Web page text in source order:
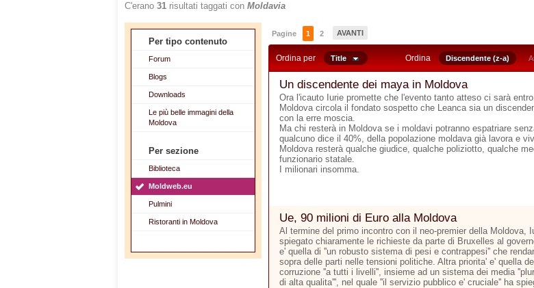
C'erano 31 risultati taggati con Moldavia
Per tipo contenuto
Forum
Blogs
Downloads
Le più belle immagini della
Moldova
Per sezione
Biblioteca
Moldweb.eu
Pulmini
Ristoranti in Moldova
Pagine 1 2 AVANTI
Ordina per Title Ordina Discendente (z-a)
Un discendente dei maya in Moldova
Ora l'icauto Iurie promette che l'evento tanto atteso ci sarà
Moldova circola il fondato sospetto che Leanca sia un
con la erre moscia.
Ma chi resterà in Moldova se i moldavi potranno espatriare
qualcuno dice il 40%, della popolazione moldava già lavora e
Moldova resterà qualche giudice, qualche poliziotto, qualche
funzionario statale.
I milionari insomma.
Ue, 90 milioni di Euro alla Moldova
Al termine del primo incontro con il neo-premier della Moldova,
spiegato chiaramente le richieste da parte di Bruxelles al
e' quella di ''un robusto sistema di pesi e contrappesi'' che
sopra delle parti nelle tensioni politiche. Altra priorita' e' quella
corruzione ''a tutti i livelli'', insieme ad un sistema dei media
di alta qualita''', nel quale ''il servizio pubblico e' cruciale'' ha